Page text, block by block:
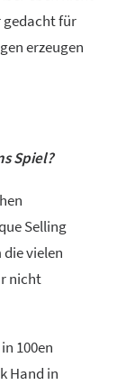
gedacht für
erzeugen
Spiel?
Selling
vielen
nicht
100en
Hand in